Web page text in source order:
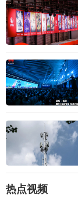
热点视频